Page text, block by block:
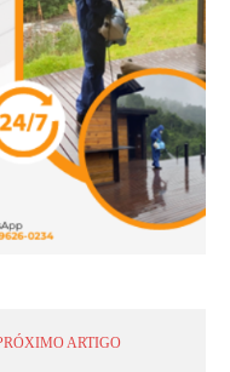
ARTIGO